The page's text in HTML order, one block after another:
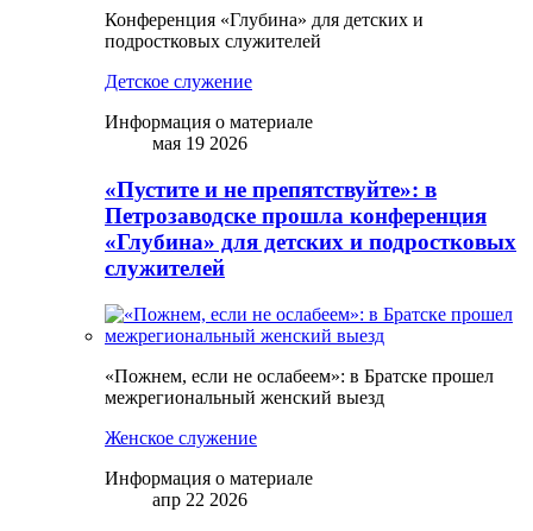
Конференция «Глубина» для детских и
подростковых служителей
Детское служение
Информация о материале
мая 19 2026
«Пустите и не препятствуйте»: в
Петрозаводске прошла конференция
«Глубина» для детских и подростковых
служителей
«Пожнем, если не ослабеем»: в Братске прошел
межрегиональный женский выезд
Женское служение
Информация о материале
апр 22 2026